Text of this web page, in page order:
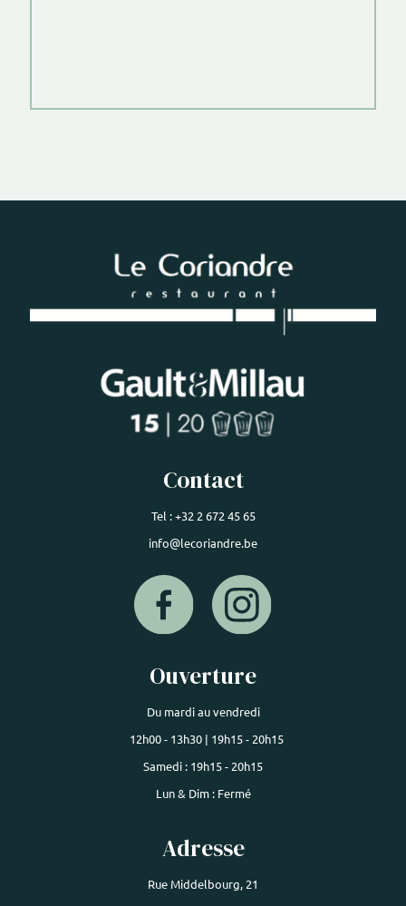
Contact
Tel : +32 2 672 45 65
info@lecoriandre.be
Ouverture
Du mardi au vendredi
12h00 - 13h30 | 19h15 - 20h15
Samedi : 19h15 - 20h15
Lun & Dim : Fermé
Adresse
Rue Middelbourg, 21